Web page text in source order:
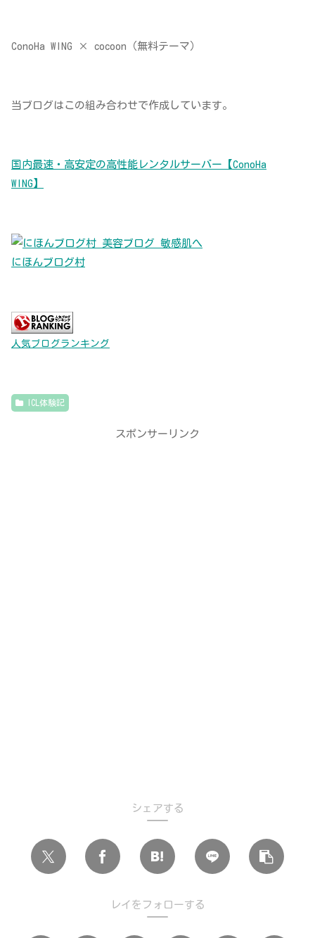
ConoHa WING × cocoon（無料テーマ）
当ブログはこの組み合わせで作成しています。
国内最速・高安定の高性能レンタルサーバー【ConoHa
WING】
にほんブログ村
人気ブログランキング
ICL体験記
スポンサーリンク
シェアする
レイをフォローする